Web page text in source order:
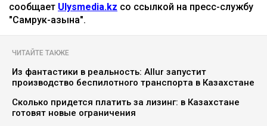
сообщает Ulysmedia.kz со ссылкой на пресс-службу
"Самрук-Қазына".
ЧИТАЙТЕ ТАКЖЕ
Из фантастики в реальность: Allur запустит
производство беспилотного транспорта в Казахстане
Сколько придется платить за лизинг: в Казахстане
готовят новые ограничения